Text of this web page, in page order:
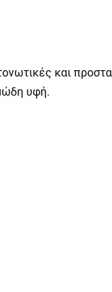
και
υφή.